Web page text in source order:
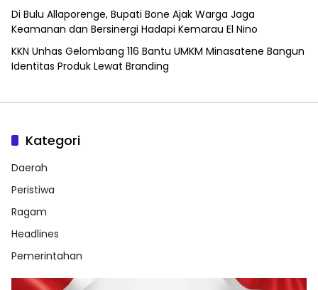
Di Bulu Allaporenge, Bupati Bone Ajak Warga Jaga
Keamanan dan Bersinergi Hadapi Kemarau El Nino
KKN Unhas Gelombang 116 Bantu UMKM Minasatene Bangun
Identitas Produk Lewat Branding
Kategori
Daerah
Peristiwa
Ragam
Headlines
Pemerintahan